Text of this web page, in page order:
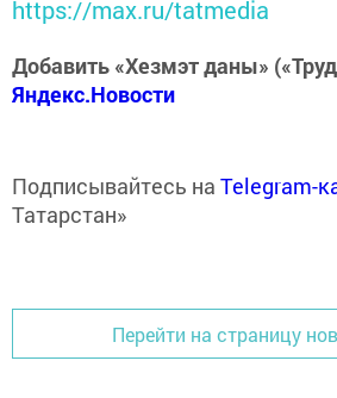
https://max.ru/tatmedia
Добавить «Хезмэт даны»
Яндекс.Новости
Подписывайтесь на Telegram-
Татарстан»
Перейти на страницу